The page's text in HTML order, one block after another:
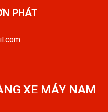
PHÁT​
XE MÁY NAM